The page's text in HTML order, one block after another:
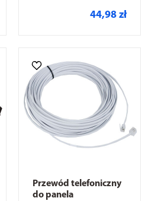
44,98 zł
Przewód telefoniczny
do panela